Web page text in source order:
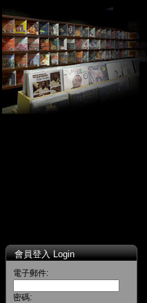
會員登入 Login
電子郵件:
密碼: